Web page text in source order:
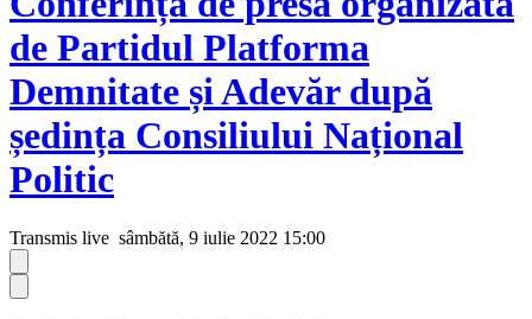
de Partidul Platforma
Demnitate și Adevăr după
ședința Consiliului Național
Politic
Transmis live sâmbătă, 9 iulie 2022 15:00